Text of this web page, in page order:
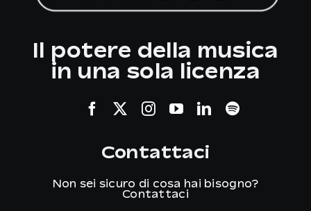
Il potere della musica
in una sola licenza
Contattaci
Non sei sicuro di cosa hai bisogno?
Contattaci